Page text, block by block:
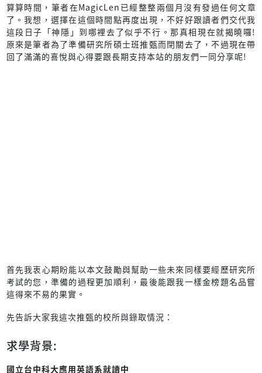
算算時間，筆者在MagicLen已經整整兩個月沒有發過任何文章
了。我想，選擇在這個時間點再度出現，不好好跟讀者們交代我
這段日子「神隱」到哪裡去了似乎不行。那真相現在就揭曉囉!
原來是筆者為了準備研究所碩士班推甄而閉關去了，不過現在帶
回了滿滿的喜悅與心得要跟長期支持本站的朋友們一同分享呢!
首先我衷心期盼能以本文鼓勵與幫助一些未來同樣要經歷研究所
考試的您，準備的過程更加順利，最後能跟我一樣金榜題名品嘗
這得來不易的果實。
先告訴大家我這次推甄的校所與錄取情況：
求學背景:
國立台中科大應用英語系就讀中